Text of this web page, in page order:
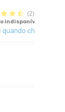
(2)
indisponível
chegar